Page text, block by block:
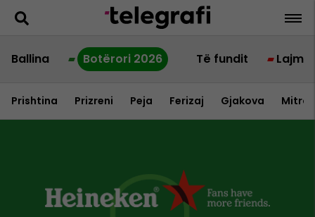
Ballina Botërori 2026 Të fundit Lajme
Prishtina Prizreni Peja Ferizaj Gjakova